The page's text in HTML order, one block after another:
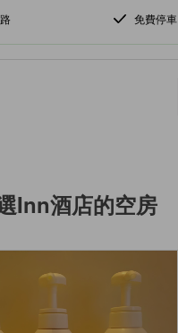
免費停車
Inn酒店的空房